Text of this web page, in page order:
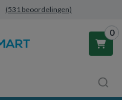
(531 beoordelingen)
0